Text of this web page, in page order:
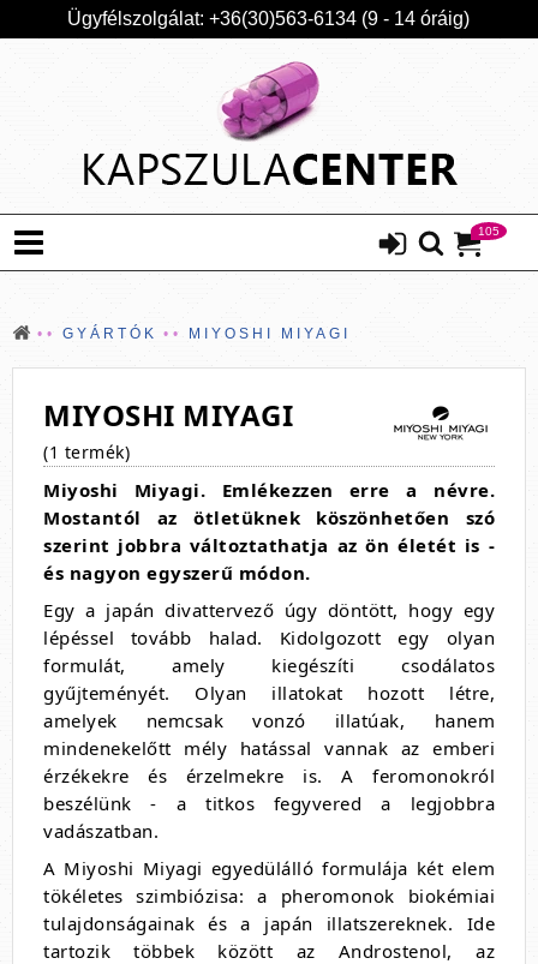
Ügyfélszolgálat: +36(30)563-6134 (9 - 14 óráig)
105
GYÁRTÓK MIYOSHI MIYAGI
MIYOSHI MIYAGI
(1 termék)
Miyoshi Miyagi. Emlékezzen erre a névre.
Mostantól az ötletüknek köszönhetően szó
szerint jobbra változtathatja az ön életét is -
és nagyon egyszerű módon.
Egy a japán divattervező úgy döntött, hogy egy
lépéssel tovább halad. Kidolgozott egy olyan
formulát, amely kiegészíti csodálatos
gyűjteményét. Olyan illatokat hozott létre,
amelyek nemcsak vonzó illatúak, hanem
mindenekelőtt mély hatással vannak az emberi
érzékekre és érzelmekre is. A feromonokról
beszélünk - a titkos fegyvered a legjobbra
vadászatban.
A Miyoshi Miyagi egyedülálló formulája két elem
tökéletes szimbiózisa: a pheromonok biokémiai
tulajdonságainak és a japán illatszereknek. Ide
tartozik többek között az Androstenol, az